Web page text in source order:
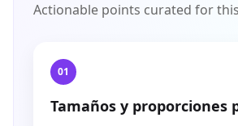
Actionable points curated for
01
Tamaños y proporciones